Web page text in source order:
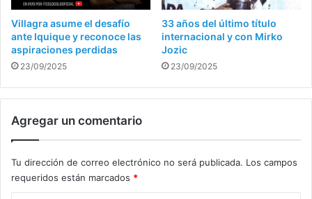
Villagra asume el desafío
ante Iquique y reconoce las
aspiraciones perdidas
23/09/2025
33 años del último título
internacional y con Mirko
Jozic
23/09/2025
Agregar un comentario
Tu dirección de correo electrónico no será publicada. Los campos
requeridos están marcados *